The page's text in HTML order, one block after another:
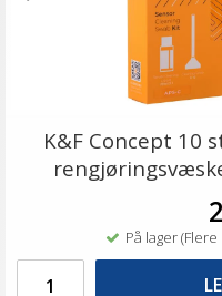
K&F Concept 10
På lager